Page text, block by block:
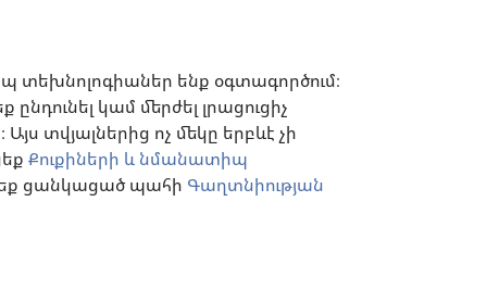
տեխնոլոգիաներ ենք օգտագործում։
կամ մերժել լրացուցիչ
տվյալներից ոչ մեկը երբևէ չի
Քուքիների և նմանատիպ
եք ցանկացած պահի Գաղտնիության